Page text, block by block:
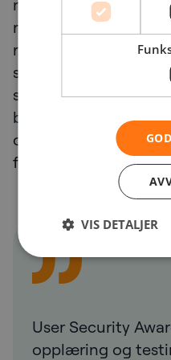
mer sannsynlige til å
raskt. Dette gjør at at
reagere effektivt og
skadeomfanget.
sikrer at brukerne vet
bruke for å
og hvor viktig det er
forsinkelse.
User Security
opplæring og
VIS DETALJER